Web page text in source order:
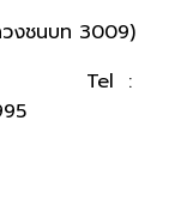
งชนบท 3009)
Tel :